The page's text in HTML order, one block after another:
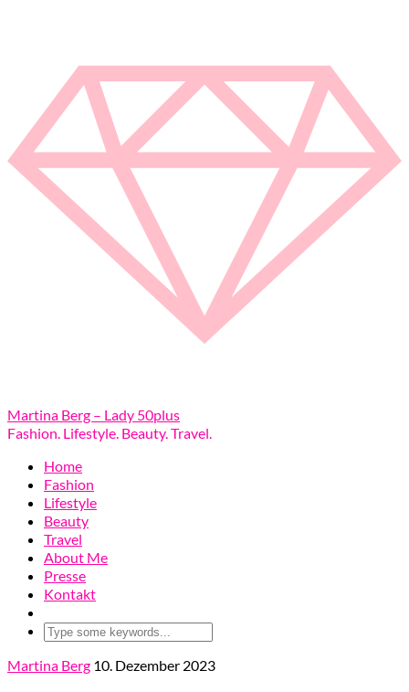
Martina Berg – Lady 50plus
Fashion. Lifestyle. Beauty. Travel.
Home
Fashion
Lifestyle
Beauty
Travel
About Me
Presse
Kontakt
Martina Berg 10. Dezember 2023